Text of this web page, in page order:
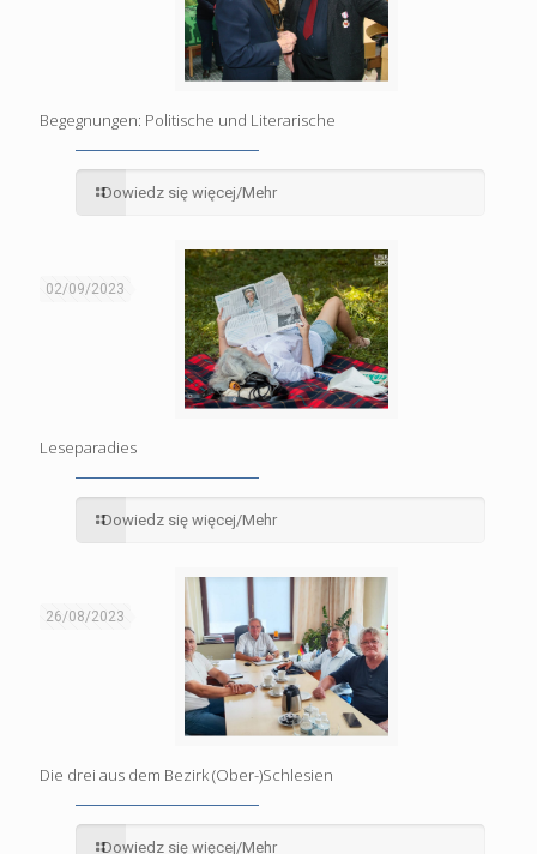
Begegnungen: Politische und Literarische
Dowiedz się więcej/Mehr
02/09/2023
Leseparadies
Dowiedz się więcej/Mehr
26/08/2023
Die drei aus dem Bezirk (Ober-)Schlesien
Dowiedz się więcej/Mehr